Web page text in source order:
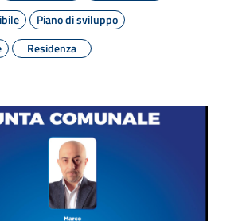
Piano di sviluppo
Residenza